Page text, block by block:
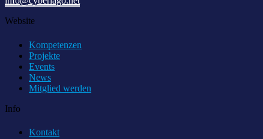
Website
Kompetenzen
Projekte
Events
News
Mitglied werden
Info
Kontakt